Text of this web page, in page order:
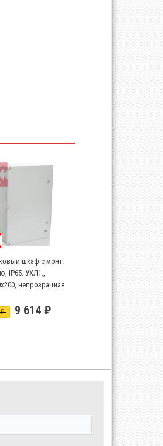
шкаф с монт.
IP65. УХЛ1.,
непрозрачная
₽ 9 614 ₽